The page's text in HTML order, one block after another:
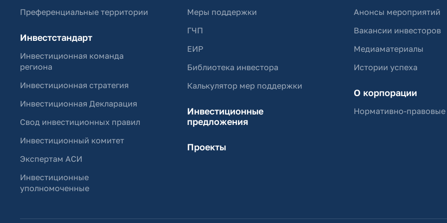
Преференциальные территории
Инвестстандарт
Инвестиционная команда
региона
Инвестиционная стратегия
Инвестиционная Декларация
Свод инвестиционных правил
Инвестиционный комитет
Экспертам АСИ
Инвестиционные
уполномоченные
Меры поддержки
ГЧП
ЕИР
Библиотека инвестора
Калькулятор мер поддержки
Инвестиционные
предложения
Проекты
Анонсы мероприятий
Вакансии инвесторов
Медиаматериалы
Истории успеха
О корпорации
Нормативно-правовые